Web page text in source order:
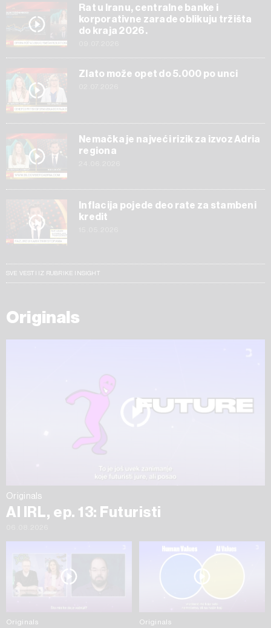
Rat u Iranu, centralne banke i
korporativne zarade oblikuju tržišta
do kraja 2026.
Zlato može opet do 5.000 po unci
Nemačka je najveći rizik za izvoz Adria
regiona
Inflacija pojede deo rate za stambeni
kredit
SVE VESTI IZ RUBRIKE INSIGHT
Originals
Originals
AI IRL, ep. 13: Futuristi
Originals Originals